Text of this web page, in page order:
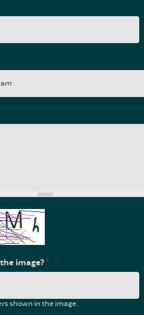
image?*
shown in the image.